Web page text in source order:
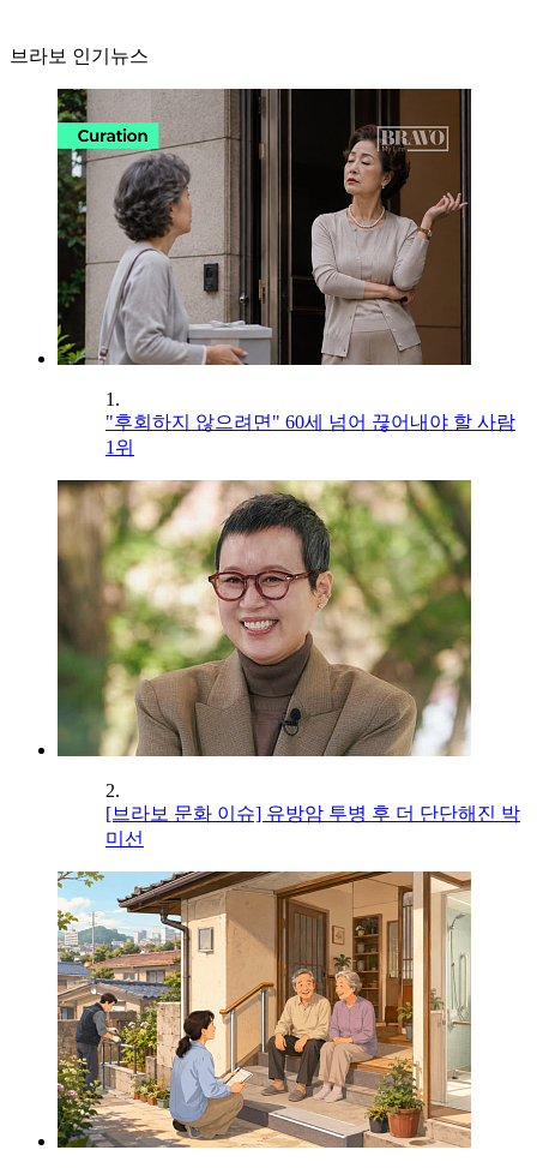
브라보 인기뉴스
1.
"후회하지 않으려면" 60세 넘어 끊어내야 할 사람
1위
2.
[브라보 문화 이슈] 유방암 투병 후 더 단단해진 박
미선